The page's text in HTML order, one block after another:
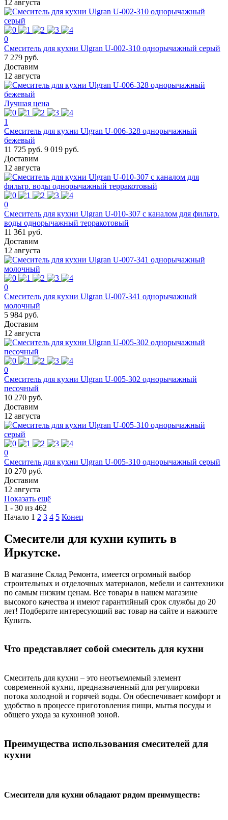
12 августа
0
Смеситель для кухни Ulgran U-002-310 однорычажный серый
7 279 руб.
Доставим
12 августа
Лучшая цена
1
Смеситель для кухни Ulgran U-006-328 однорычажный
бежевый
11 725 руб. 9 019 руб.
Доставим
12 августа
0
Смеситель для кухни Ulgran U-010-307 с каналом для фильтр.
воды однорычажный терракотовый
11 361 руб.
Доставим
12 августа
0
Смеситель для кухни Ulgran U-007-341 однорычажный
молочный
5 984 руб.
Доставим
12 августа
0
Смеситель для кухни Ulgran U-005-302 однорычажный
песочный
10 270 руб.
Доставим
12 августа
0
Смеситель для кухни Ulgran U-005-310 однорычажный серый
10 270 руб.
Доставим
12 августа
Показать ещё
1 - 30 из 462
Начало 1 2 3 4 5 Конец
Смесители для кухни купить в
Иркутске.
В магазине Склад Ремонта, имеется огромный выбор
строительных и отделочных материалов, мебели и сантехники
по самым низким ценам. Все товары в нашем магазине
высокого качества и имеют гарантийный срок службы до 20
лет! Подберите интересующий вас товар на сайте и нажмите
Купить.
Что представляет собой смеситель для кухни
Смеситель для кухни – это неотъемлемый элемент
современной кухни, предназначенный для регулировки
потока холодной и горячей воды. Он обеспечивает комфорт и
удобство в процессе приготовления пищи, мытья посуды и
общего ухода за кухонной зоной.
Преимущества использования смесителей для
кухни
Смесители для кухни обладают рядом преимуществ: